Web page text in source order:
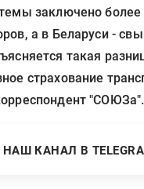
заключено более
а в Беларуси -
такая
страхование
"СОЮЗа".
КАНАЛ В